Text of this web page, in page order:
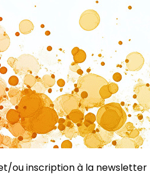
sélectionnées
les colonnes
les colonnes affichées
d'accueil
ou inscription à la newsletter